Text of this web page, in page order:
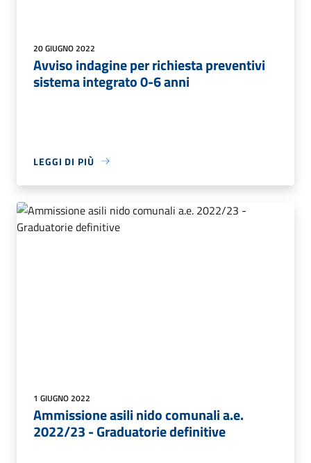
20 GIUGNO 2022
Avviso indagine per richiesta preventivi
sistema integrato 0-6 anni
LEGGI DI PIÙ
1 GIUGNO 2022
Ammissione asili nido comunali a.e.
2022/23 - Graduatorie definitive